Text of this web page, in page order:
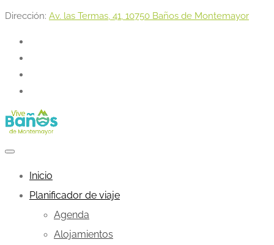
Dirección: Av. las Termas, 41, 10750 Baños de Montemayor
Inicio
Planificador de viaje
Agenda
Alojamientos